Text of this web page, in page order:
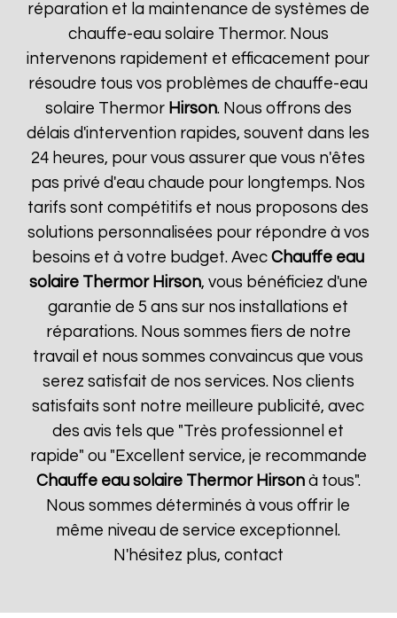
réparation et la maintenance de systèmes de
chauffe-eau solaire Thermor. Nous
intervenons rapidement et efficacement pour
résoudre tous vos problèmes de chauffe-eau
solaire Thermor Hirson. Nous offrons des
délais d'intervention rapides, souvent dans les
24 heures, pour vous assurer que vous n'êtes
pas privé d'eau chaude pour longtemps. Nos
tarifs sont compétitifs et nous proposons des
solutions personnalisées pour répondre à vos
besoins et à votre budget. AvecChauffe eau
solaire Thermor Hirson, vous bénéficiez d'une
garantie de 5 ans sur nos installations et
réparations. Nous sommes fiers de notre
travail et nous sommes convaincus que vous
serez satisfait de nos services. Nos clients
satisfaits sont notre meilleure publicité, avec
des avis tels que "Très professionnel et
rapide" ou "Excellent service, je recommande
Chauffe eau solaire Thermor Hirsonà tous".
Nous sommes déterminés à vous offrir le
même niveau de service exceptionnel.
N'hésitez plus, contact